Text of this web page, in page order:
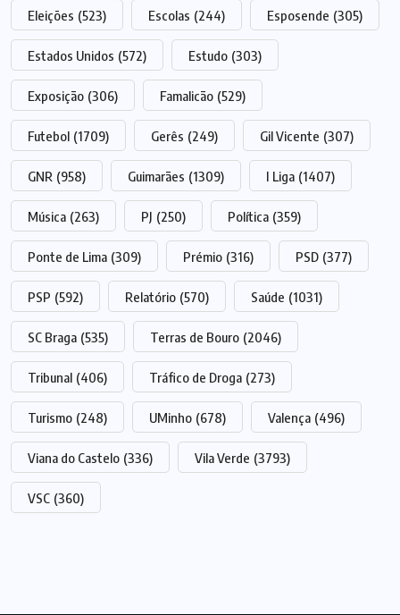
Eleições (523) Escolas (244) Esposende (305)
Estados Unidos (572) Estudo (303)
Exposição (306) Famalicão (529)
Futebol (1709) Gerês (249) Gil Vicente (307)
GNR (958) Guimarães (1309) I Liga (1407)
Música (263) PJ (250) Política (359)
Ponte de Lima (309) Prémio (316) PSD (377)
PSP (592) Relatório (570) Saúde (1031)
SC Braga (535) Terras de Bouro (2046)
Tribunal (406) Tráfico de Droga (273)
Turismo (248) UMinho (678) Valença (496)
Viana do Castelo (336) Vila Verde (3793)
VSC (360)